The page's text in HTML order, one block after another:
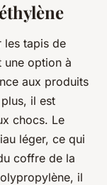
les tapis de
une option à
aux produits
il est
chocs. Le
léger, ce qui
coffre de la
il